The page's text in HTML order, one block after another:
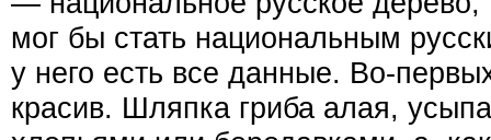
мог бы стать национальным
у него есть все данные. Во-
красив. Шляпка гриба алая,